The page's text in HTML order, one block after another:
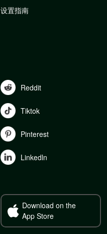
设置指南
Reddit
Tiktok
Pinterest
Linkedln
Download on the
App Store